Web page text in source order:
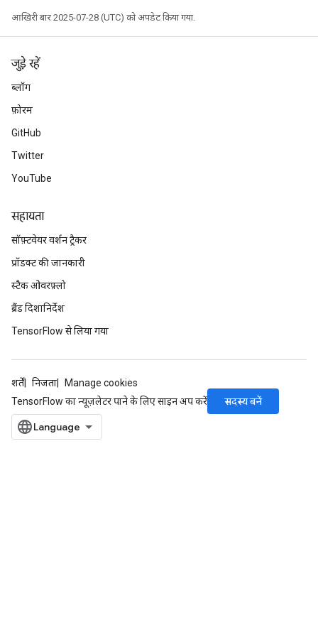
आखिरी बार 2025-07-28 (UTC) को अपडेट किया गया.
जुड़े रहें
ब्लॉग
फ़ोरम
GitHub
Twitter
YouTube
सहायता
सॉफ़्टवेयर वर्शन ट्रैकर
प्रॉडक्ट की जानकारी
स्टैक ओवरफ़्लो
ब्रैंड दिशानिर्देश
TensorFlow से लिया गया
शर्तें निजता
Manage cookies
TensorFlow का न्यूज़लेटर पाने के लिए साइन अप करें
सदस्य बनें